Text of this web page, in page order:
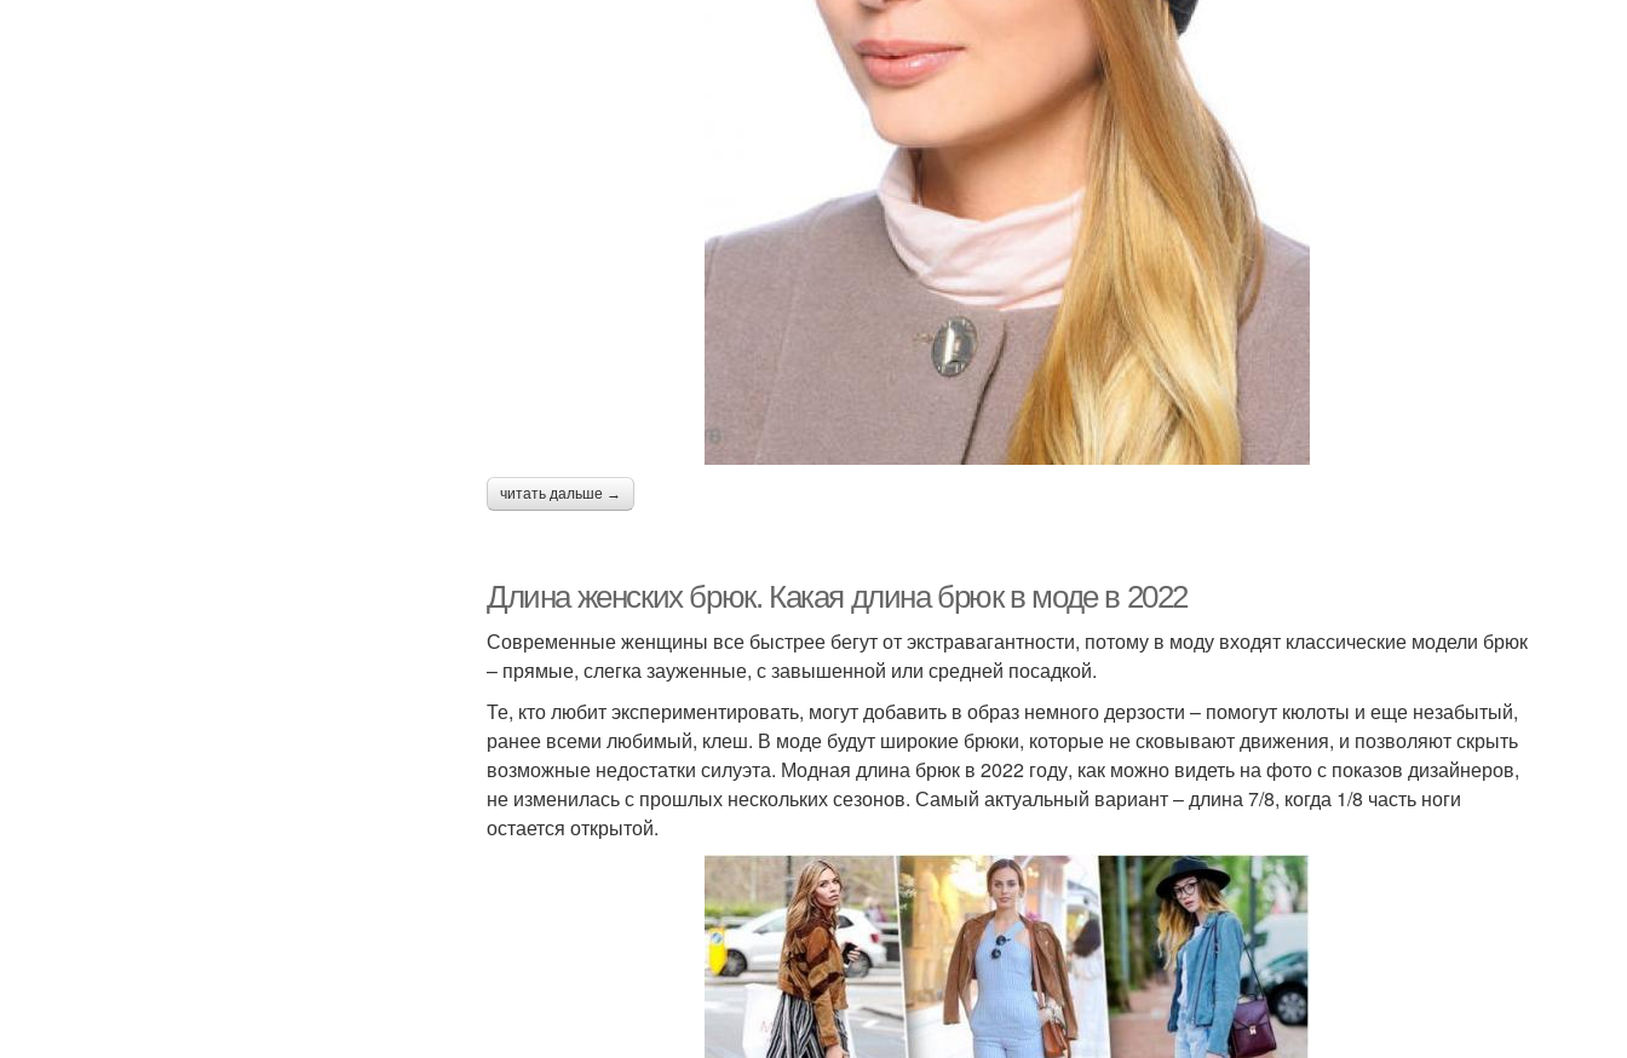
читать дальше →
Длина женских брюк. Какая длина брюк в моде в 2022
Современные женщины все быстрее бегут от экстравагантности, потому в моду входят классические модели брюк
– прямые, слегка зауженные, с завышенной или средней посадкой.
Те, кто любит экспериментировать, могут добавить в образ немного дерзости – помогут кюлоты и еще незабытый,
ранее всеми любимый, клеш. В моде будут широкие брюки, которые не сковывают движения, и позволяют скрыть
возможные недостатки силуэта. Модная длина брюк в 2022 году, как можно видеть на фото с показов дизайнеров,
не изменилась с прошлых нескольких сезонов. Самый актуальный вариант – длина 7/8, когда 1/8 часть ноги
остается открытой.